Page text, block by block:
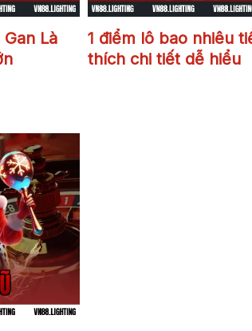
Là
1 điểm lô bao nhiêu
thích chi tiết dễ hiểu